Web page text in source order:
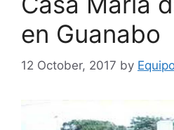
en Guanabo
12 October, 2017 by